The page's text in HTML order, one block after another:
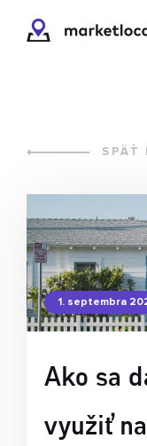
SPÄŤ
1. septembra
Ako sa
využiť